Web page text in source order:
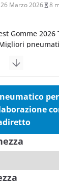
Cinturato
il
P Zero
Reviews è la
da battere
Pilot Sport